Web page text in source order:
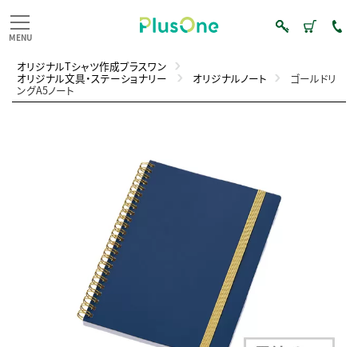
オリジナルTシャツ作成プラスワン
オリジナル文具・ステーショナリー オリジナルノート ゴールドリ
ングA5ノート